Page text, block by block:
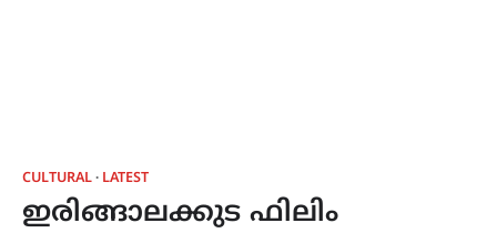
CULTURAL LATEST
ഇരിങ്ങാലക്കുട ഫിലിം